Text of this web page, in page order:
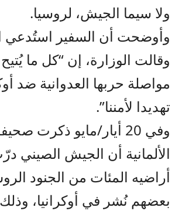
ولا سيما الجيش، لروسيا.
وأوضحت أن السفير
وقالت الوزارة، إن “كل ما
مواصلة حربها العدوانية ضد
تهديدا لأمننا”.
وفي 20 أيار/مايو ذكرت
الألمانية أن الجيش الصيني
أراضيه المئات من الجنود
بعضهم نُشر في أوكرانيا، وذلك